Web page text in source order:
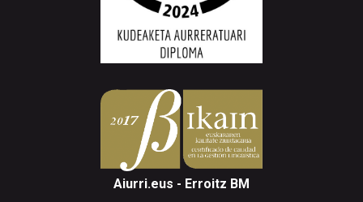
Aiurri.eus - Erroitz BM